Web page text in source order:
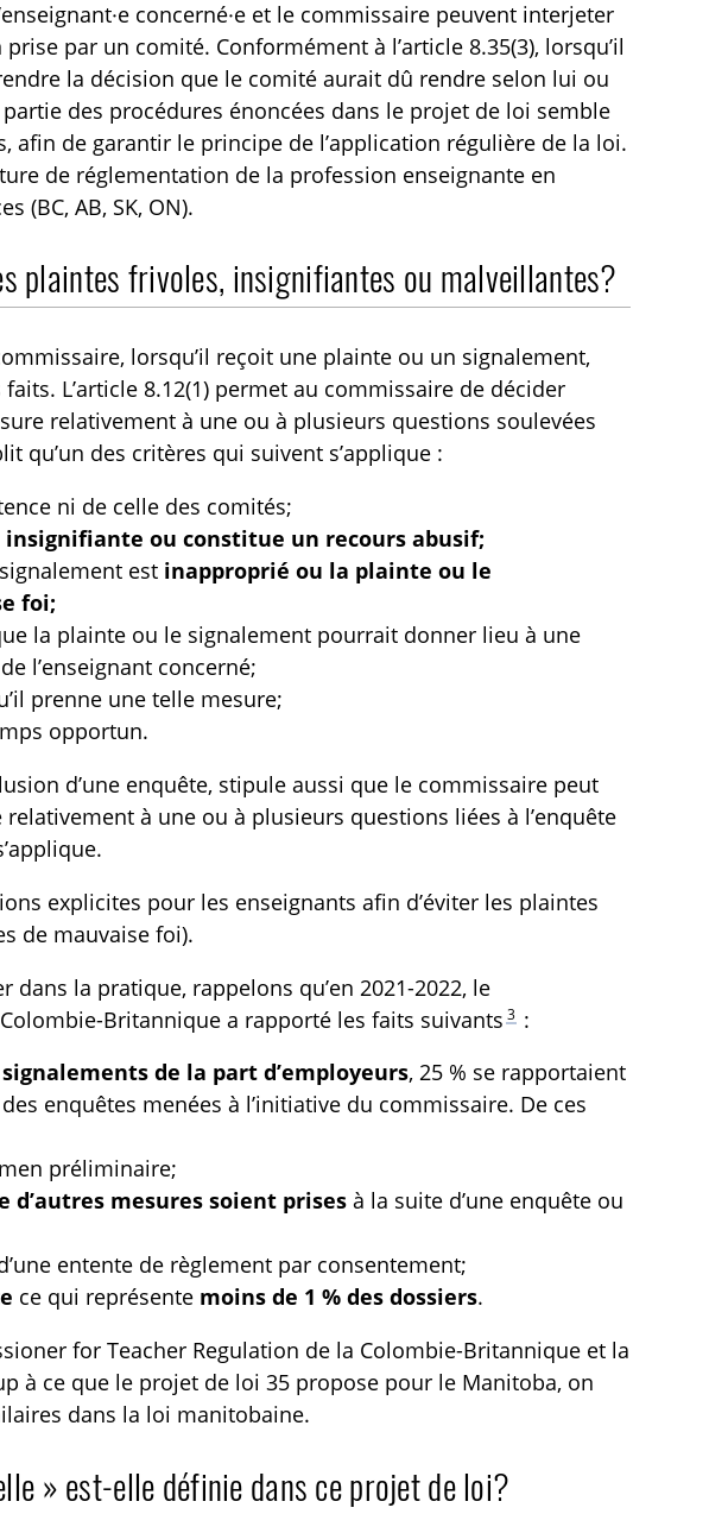
concerné·e et le commissaire peuvent interjeter
par un comité. Conformément à l’article 8.35(3), lorsqu’il
la décision que le comité aurait dû rendre selon lui ou
des procédures énoncées dans le projet de loi semble
afin de garantir le principe de l’application régulière de la loi.
de réglementation de la profession enseignante en
(BC, AB, SK, ON).
plaintes frivoles, insignifiantes ou malveillantes?
lorsqu’il reçoit une plainte ou un signalement,
L’article 8.12(1) permet au commissaire de décider
relativement à une ou à plusieurs questions soulevées
qu’un des critères qui suivent s’applique :
ni de celle des comités;
ou constitue un recours abusif;
est inapproprié ou la plainte ou le
foi;
la plainte ou le signalement pourrait donner lieu à une
l’enseignant concerné;
prenne une telle mesure;
opportun.
d’une enquête, stipule aussi que le commissaire peut
à une ou à plusieurs questions liées à l’enquête
explicites pour les enseignants afin d’éviter les plaintes
de mauvaise foi).
la pratique, rappelons qu’en 2021-2022, le
Britannique a rapporté les faits suivants 3 :
signalements de la part d’employeurs, 25 % se rapportaient
enquêtes menées à l’initiative du commissaire. De ces
préliminaire;
d’autres mesures soient prises à la suite d’une enquête ou
entente de règlement par consentement;
ce qui représente moins de 1 % des dossiers.
for Teacher Regulation de la Colombie-Britannique et la
à ce que le projet de loi 35 propose pour le Manitoba, on
dans la loi manitobaine.
» est-elle définie dans ce projet de loi?